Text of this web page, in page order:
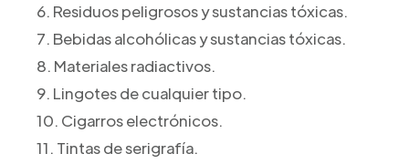
6. Residuos peligrosos y sustancias tóxicas.
7. Bebidas alcohólicas y sustancias tóxicas.
8. Materiales radiactivos.
9. Lingotes de cualquier tipo.
10. Cigarros electrónicos.
11. Tintas de serigrafía.